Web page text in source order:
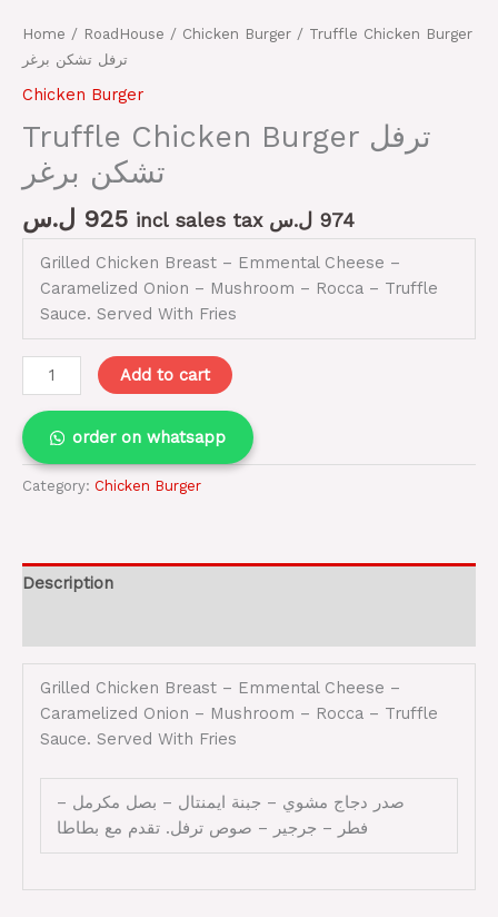
Home / RoadHouse / Chicken Burger / Truffle Chicken Burger
ترفل تشكن برغر
Chicken Burger
Truffle Chicken Burger ترفل
تشكن برغر
925 ل.س incl sales tax 974 ل.س
Grilled Chicken Breast – Emmental Cheese –
Caramelized Onion – Mushroom – Rocca – Truffle
Sauce. Served With Fries
Add to cart
order on whatsapp
Category: Chicken Burger
Description
Grilled Chicken Breast – Emmental Cheese –
Caramelized Onion – Mushroom – Rocca – Truffle
Sauce. Served With Fries
صدر دجاج مشوي – جبنة ايمنتال – بصل مكرمل –
فطر – جرجير – صوص ترفل. تقدم مع بطاطا